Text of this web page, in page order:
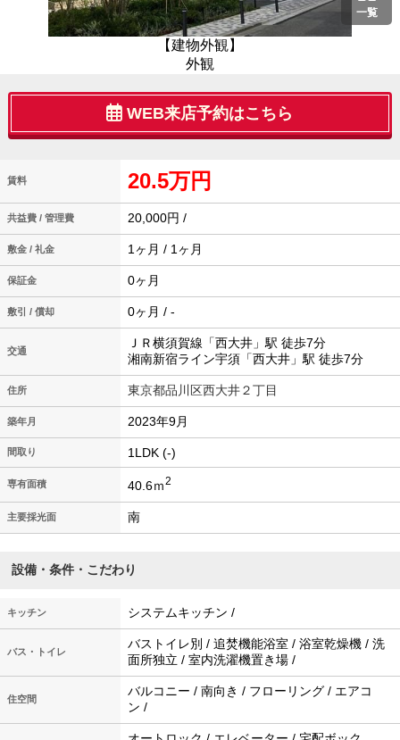
一覧
【建物外観】
外観
WEB来店予約はこちら
賃料 20.5万円
共益費 / 管理費 20,000円 /
敷金 / 礼金 1ヶ月 / 1ヶ月
保証金 0ヶ月
敷引 / 償却 0ヶ月 / -
交通
ＪＲ横須賀線「西大井」駅 徒歩7分
湘南新宿ライン宇須「西大井」駅 徒歩7分
住所 東京都品川区西大井２丁目
築年月 2023年9月
間取り 1LDK (-)
専有面積 40.6ｍ2
主要採光面 南
設備・条件・こだわり
キッチン システムキッチン /
バス・トイレ
バストイレ別 / 追焚機能浴室 / 浴室乾燥機 / 洗
面所独立 / 室内洗濯機置き場 /
住空間
バルコニー / 南向き / フローリング / エアコ
ン /